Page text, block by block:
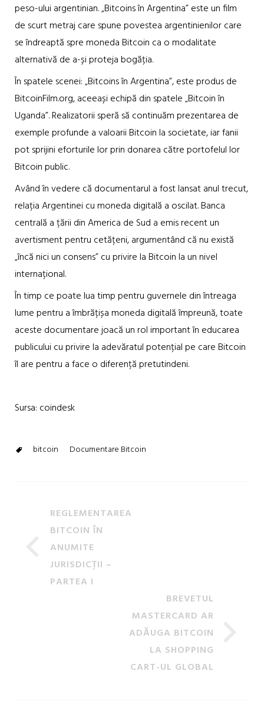
peso-ului argentinian. „Bitcoins în Argentina” este un film
de scurt metraj care spune povestea argentinienilor care
se îndreaptă spre moneda Bitcoin ca o modalitate
alternativă de a-și proteja bogăția.
În spatele scenei: „Bitcoins în Argentina”, este produs de
BitcoinFilm.org, aceeași echipă din spatele „Bitcoin în
Uganda”. Realizatorii speră să continuăm prezentarea de
exemple profunde a valoarii Bitcoin la societate, iar fanii
pot sprijini eforturile lor prin donarea către portofelul lor
Bitcoin public.
Având în vedere că documentarul a fost lansat anul trecut,
relația Argentinei cu moneda digitală a oscilat. Banca
centrală a țării din America de Sud a emis recent un
avertisment pentru cetățeni, argumentând că nu există
„încă nici un consens” cu privire la Bitcoin la un nivel
internațional.
În timp ce poate lua timp pentru guvernele din întreaga
lume pentru a îmbrățișa moneda digitală împreună, toate
aceste documentare joacă un rol important în educarea
publicului cu privire la adevăratul potențial pe care Bitcoin
îl are pentru a face o diferență pretutindeni.
Sursa: coindesk
bitcoin Documentare Bitcoin
REGLEMENTAREA
BITCOIN ÎN
ANUMITE
JURISDICȚII –
PARTEA I
BREVETUL
MASTERCARD AR
ADĂUGA BITCOIN
LA SHOPPING
CART-UL GLOBAL